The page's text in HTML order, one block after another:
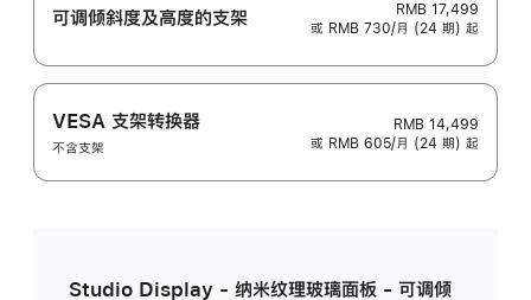
可调倾斜度及高‍度的支‍架
RMB 17,499
或 RMB 730/月 (24 期) 起
VESA 支架转换器
不含支架
RMB 14,499
或 RMB 605/月 (24 期) 起
Studio Display - 纳米纹理玻璃面板 - 可调倾